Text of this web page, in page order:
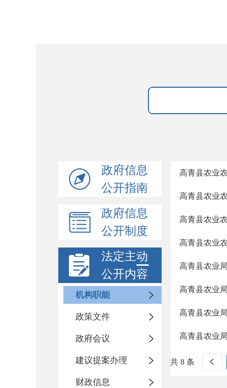
政府信息
公开指南
政府信息
公开制度
法定主动
公开内容
机构职能
政策文件
政府会议
建议提案办理
财政信息
高青县农业
高青县农业
高青县农业
高青县农业
高青县农业
高青县农业
高青县农业
高青县农业
共 8 条